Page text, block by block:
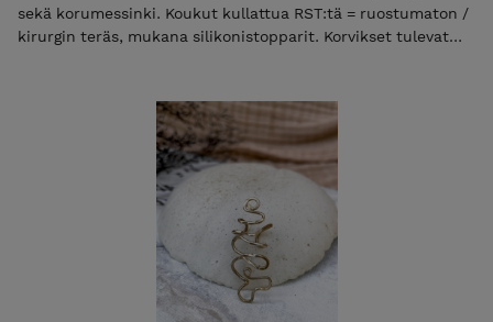
sekä korumessinki. Koukut kullattua RST:tä = ruostumaton /
kirurgin teräs, mukana silikonistopparit. Korvikset tulevat